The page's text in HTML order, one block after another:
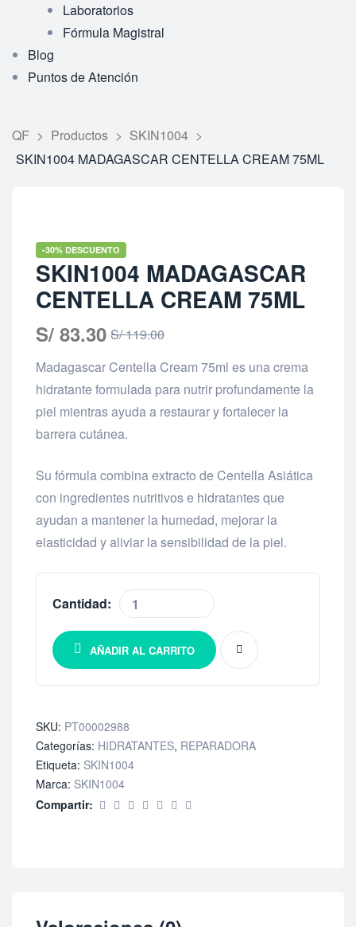
Laboratorios
Fórmula Magistral
Blog
Puntos de Atención
QF > Productos > SKIN1004 >
SKIN1004 MADAGASCAR CENTELLA CREAM 75ML
-30% DESCUENTO
SKIN1004 MADAGASCAR
CENTELLA CREAM 75ML
S/119.00
S/ 83.30
Madagascar Centella Cream 75ml es una crema
hidratante formulada para nutrir profundamente la
piel mientras ayuda a restaurar y fortalecer la
barrera cutánea.
Su fórmula combina extracto de Centella Asiática
con ingredientes nutritivos e hidratantes que
ayudan a mantener la humedad, mejorar la
elasticidad y aliviar la sensibilidad de la piel.
Cantidad:
AÑADIR AL CARRITO
SKU: PT00002988
Categorías: HIDRATANTES, REPARADORA
Etiqueta: SKIN1004
Marca: SKIN1004
Compartir: